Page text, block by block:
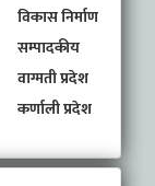
विकास निर्माण
सम्पादकीय
वाग्मती प्रदेश
कर्णाली प्रदेश